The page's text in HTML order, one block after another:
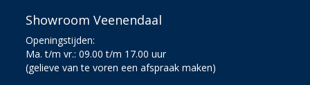
Showroom Veenendaal
Openingstijden:
Ma. t/m vr.: 09.00 t/m 17.00 uur
(gelieve van te voren een afspraak maken)